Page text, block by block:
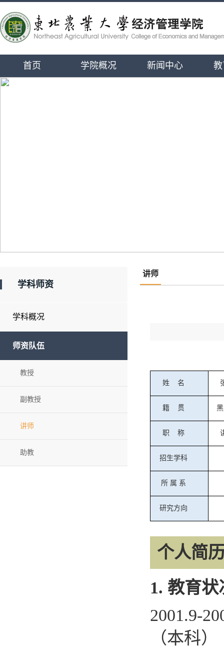
首页 学院概况 新闻中心
学科师资
学科概况
师资队伍
教授
副教授
讲师
助教
讲师
姓 名
籍 贯
职 称
招生学科
所 属 系
研究方向
个人简
1. 教育状
2001.9-
（本科）